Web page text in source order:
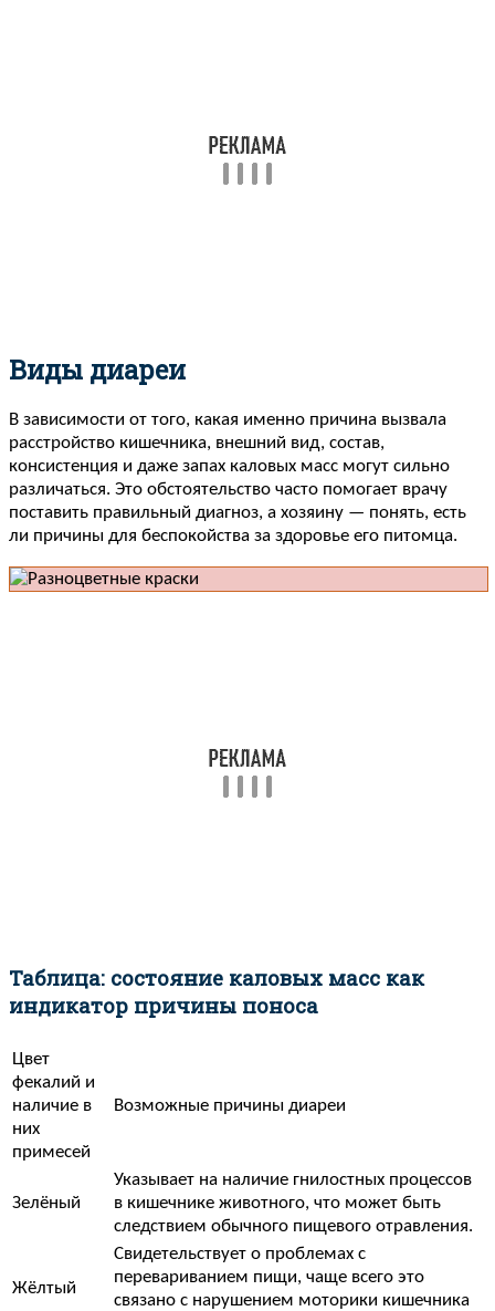
Виды диареи
В зависимости от того, какая именно причина вызвала
расстройство кишечника, внешний вид, состав,
консистенция и даже запах каловых масс могут сильно
различаться. Это обстоятельство часто помогает врачу
поставить правильный диагноз, а хозяину — понять, есть
ли причины для беспокойства за здоровье его питомца.
Таблица: состояние каловых масс как
индикатор причины поноса
Цвет
фекалий и
наличие в
них
примесей
Возможные причины диареи
Зелёный
Указывает на наличие гнилостных процессов
в кишечнике животного, что может быть
следствием обычного пищевого отравления.
Жёлтый
Свидетельствует о проблемах с
перевариванием пищи, чаще всего это
связано с нарушением моторики кишечника